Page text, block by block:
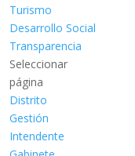
Turismo
Desarrollo Social
Transparencia
Seleccionar
página
Distrito
Gestión
Intendente